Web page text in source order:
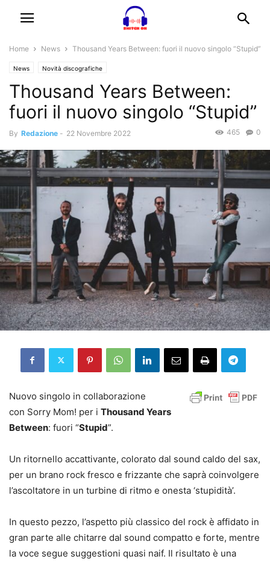
Home News Thousand Years Between: fuori il nuovo singolo “Stupid”
News Novità discografiche
Thousand Years Between:
fuori il nuovo singolo “Stupid”
By Redazione - 22 Novembre 2022 0
465
Nuovo singolo in collaborazione
con Sorry Mom! per i Thousand Years
Between: fuori “Stupid”.
Un ritornello accattivante, colorato dal sound caldo del sax,
per un brano rock fresco e frizzante che saprà coinvolgere
l’ascoltatore in un turbine di ritmo e onesta ‘stupidità’.
In questo pezzo, l’aspetto più classico del rock è affidato in
gran parte alle chitarre dal sound compatto e forte, mentre
la voce segue suggestioni quasi naif. Il risultato è una